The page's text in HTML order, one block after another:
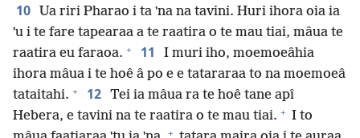
10
Ua riri Pharao i ta ˈna na tavini. Huri ihora oia ia
ˈu i te fare tapearaa a te raatira o te mau tiai, mâua te
raatira eu faraoa. + 11
I muri iho, moemoeâhia
ihora mâua i te hoê â po e e tatararaa to na moemoeâ
tataitahi. + 12 Tei ia mâua ra te hoê tane apî
Hebera, e tavini na te raatira o te mau tiai. + I to
+